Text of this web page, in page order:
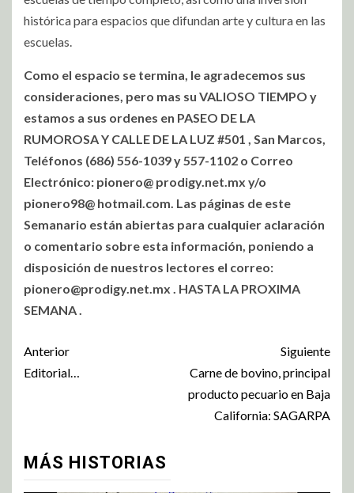
histórica para espacios que difundan arte y cultura en las
escuelas.
Como el espacio se termina, le agradecemos sus
consideraciones, pero mas su VALIOSO TIEMPO y
estamos a sus ordenes en PASEO DE LA
RUMOROSA Y CALLE DE LA LUZ #501 , San Marcos,
Teléfonos (686) 556-1039 y 557-1102 o Correo
Electrónico: pionero@ prodigy.net.mx y/o
pionero98@ hotmail.com. Las páginas de este
Semanario están abiertas para cualquier aclaración
o comentario sobre esta información, poniendo a
disposición de nuestros lectores el correo:
pionero@prodigy.net.mx . HASTA LA PROXIMA
SEMANA .
Anterior
Editorial…
Siguiente
Carne de bovino, principal
producto pecuario en Baja
California: SAGARPA
MÁS HISTORIAS